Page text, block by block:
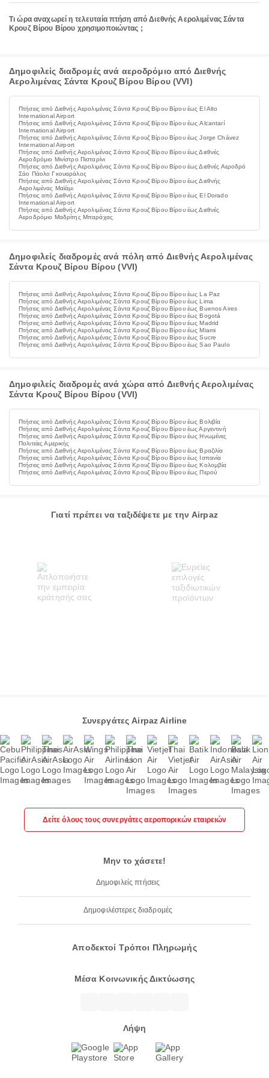
Τι ώρα αναχωρεί η τελευταία πτήση από Διεθνής Αερολιμένας Σάντα
Κρουζ Βίρου Βίρου χρησιμοποιώντας ;
Δημοφιλείς διαδρομές ανά αεροδρόμιο από Διεθνής
Αερολιμένας Σάντα Κρουζ Βίρου Βίρου (VVI)
Πτήσεις από Διεθνής Αερολιμένας Σάντα Κρουζ Βίρου Βίρου έως El Alto
International Airport
Πτήσεις από Διεθνής Αερολιμένας Σάντα Κρουζ Βίρου Βίρου έως Alcantarí
International Airport
Πτήσεις από Διεθνής Αερολιμένας Σάντα Κρουζ Βίρου Βίρου έως Jorge Chávez
International Airport
Πτήσεις από Διεθνής Αερολιμένας Σάντα Κρουζ Βίρου Βίρου έως Διεθνές
Αεροδρόμιο Μινίστρο Πισταρίνι
Πτήσεις από Διεθνής Αερολιμένας Σάντα Κρουζ Βίρου Βίρου έως Διεθνές Αεροδρό
Σάο Πάολο Γκουαράλος
Πτήσεις από Διεθνής Αερολιμένας Σάντα Κρουζ Βίρου Βίρου έως Διεθνής
Αερολιμένας Μαϊάμι
Πτήσεις από Διεθνής Αερολιμένας Σάντα Κρουζ Βίρου Βίρου έως El Dorado
International Airport
Πτήσεις από Διεθνής Αερολιμένας Σάντα Κρουζ Βίρου Βίρου έως Διεθνές
Αεροδρόμιο Μαδρίτης Μπαράχας
Δημοφιλείς διαδρομές ανά πόλη από Διεθνής Αερολιμένας
Σάντα Κρουζ Βίρου Βίρου (VVI)
Πτήσεις από Διεθνής Αερολιμένας Σάντα Κρουζ Βίρου Βίρου έως La Paz
Πτήσεις από Διεθνής Αερολιμένας Σάντα Κρουζ Βίρου Βίρου έως Lima
Πτήσεις από Διεθνής Αερολιμένας Σάντα Κρουζ Βίρου Βίρου έως Buenos Aires
Πτήσεις από Διεθνής Αερολιμένας Σάντα Κρουζ Βίρου Βίρου έως Bogotá
Πτήσεις από Διεθνής Αερολιμένας Σάντα Κρουζ Βίρου Βίρου έως Madrid
Πτήσεις από Διεθνής Αερολιμένας Σάντα Κρουζ Βίρου Βίρου έως Miami
Πτήσεις από Διεθνής Αερολιμένας Σάντα Κρουζ Βίρου Βίρου έως Sucre
Πτήσεις από Διεθνής Αερολιμένας Σάντα Κρουζ Βίρου Βίρου έως Sao Paulo
Δημοφιλείς διαδρομές ανά χώρα από Διεθνής Αερολιμένας
Σάντα Κρουζ Βίρου Βίρου (VVI)
Πτήσεις από Διεθνής Αερολιμένας Σάντα Κρουζ Βίρου Βίρου έως Βολιβία
Πτήσεις από Διεθνής Αερολιμένας Σάντα Κρουζ Βίρου Βίρου έως Αργεντινή
Πτήσεις από Διεθνής Αερολιμένας Σάντα Κρουζ Βίρου Βίρου έως Ηνωμένες
Πολιτείες Αμερικής
Πτήσεις από Διεθνής Αερολιμένας Σάντα Κρουζ Βίρου Βίρου έως Βραζιλία
Πτήσεις από Διεθνής Αερολιμένας Σάντα Κρουζ Βίρου Βίρου έως Ισπανία
Πτήσεις από Διεθνής Αερολιμένας Σάντα Κρουζ Βίρου Βίρου έως Κολομβία
Πτήσεις από Διεθνής Αερολιμένας Σάντα Κρουζ Βίρου Βίρου έως Περού
Γιατί πρέπει να ταξιδέψετε με την Airpaz
Συνεργάτες Airpaz Airline
Δείτε όλους τους συνεργάτες αεροπορικών εταιρειών
Μην το χάσετε!
Δημοφιλείς πτήσεις
Δημοφιλέστερες διαδρομές
Αποδεκτοί Τρόποι Πληρωμής
Μέσα Κοινωνικής Δικτύωσης
Λήψη